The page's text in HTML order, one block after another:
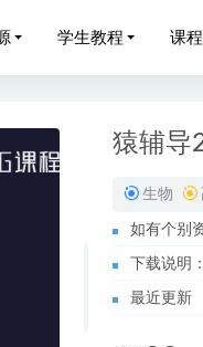
学生教程 课
猿辅导
生物
如有个别
下载说明
最近更新
小学数学网课教程【
作业帮2023林婉晴高三